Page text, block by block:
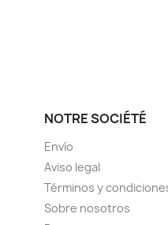
NOTRE SOCIÉTÉ
Envío
Aviso legal
Términos y
Sobre nosotros